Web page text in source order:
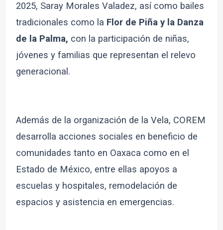
2025, Saray Morales Valadez, así como bailes
tradicionales como la Flor de Piña y la Danza
de la Palma, con la participación de niñas,
jóvenes y familias que representan el relevo
generacional.
Además de la organización de la Vela, COREM
desarrolla acciones sociales en beneficio de
comunidades tanto en Oaxaca como en el
Estado de México, entre ellas apoyos a
escuelas y hospitales, remodelación de
espacios y asistencia en emergencias.